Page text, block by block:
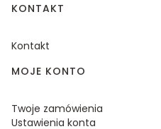
KONTAKT
Kontakt
MOJE KONTO
Twoje zamówienia
Ustawienia konta